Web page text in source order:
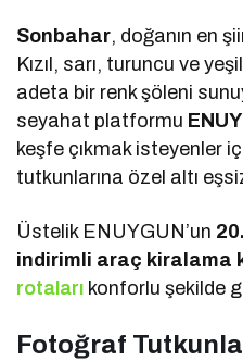
Sonbahar, doğanın en
Kızıl, sarı, turuncu ve
adeta bir renk şöleni
seyahat platformu
keşfe çıkmak isteyenler
tutkunlarına özel altı
Üstelik ENUYGUN’un
indirimli araç kiralama
rotaları konforlu şekilde
Fotoğraf